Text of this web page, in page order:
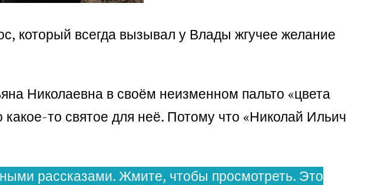
который всегда вызывал у Влады жгучее желание
Николаевна в своём неизменном пальто «цвета
то святое для неё. Потому что «Николай Ильич
рассказами. Жмите, чтобы просмотреть. Это